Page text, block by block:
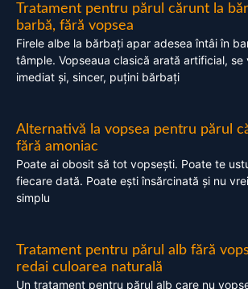
Tratament pentru părul cărunt la
barbă, fără vopsea
Firele albe la bărbați apar adesea întâi în
tâmple. Vopseaua clasică arată artificial, se
imediat și, sincer, puțini bărbați
Alternativă la vopsea pentru părul
fără amoniac
Poate ai obosit să tot vopsești. Poate te
fiecare dată. Poate ești însărcinată și nu
simplu
Tratament pentru părul alb fără
redai culoarea naturală
Un tratament pentru părul alb care nu